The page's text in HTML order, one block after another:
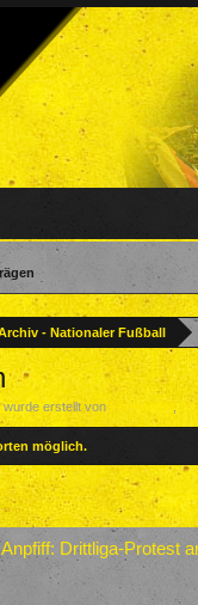
- Nationaler Fußball
wurde erstellt von Forenteam ,
möglich.
Drittliga-Protest